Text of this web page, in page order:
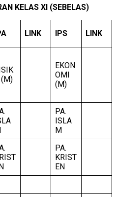
KELAS XI (SEBELAS)
LINK IPS LINK
EKON
OMI
(M)
PA.
ISLA
M
PA.
KRIST
EN